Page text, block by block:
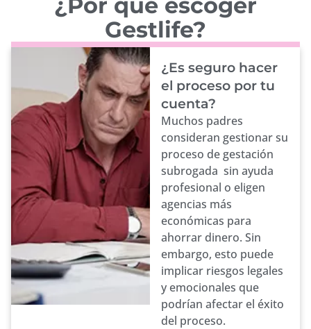
Gestlife?
¿Es seguro hacer
el proceso por tu
cuenta?
Muchos padres
consideran gestionar su
proceso de gestación
subrogada sin ayuda
profesional o eligen
agencias más
económicas para
ahorrar dinero. Sin
embargo, esto puede
implicar riesgos legales
y emocionales que
podrían afectar el éxito
del proceso.